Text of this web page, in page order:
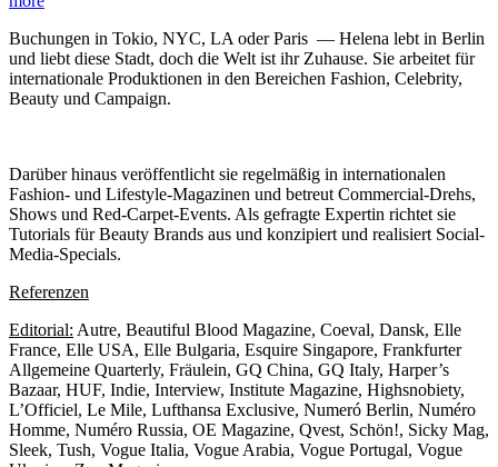
Buchungen in Tokio, NYC, LA oder Paris — Helena lebt in Berlin
und liebt diese Stadt, doch die Welt ist ihr Zuhause. Sie arbeitet für
internationale Produktionen in den Bereichen Fashion, Celebrity,
Beauty und Campaign.
Darüber hinaus veröffentlicht sie regelmäßig in internationalen
Fashion- und Lifestyle-Magazinen und betreut Commercial-Drehs,
Shows und Red-Carpet-Events. Als gefragte Expertin richtet sie
Tutorials für Beauty Brands aus und konzipiert und realisiert Social-
Media-Specials.
Referenzen
Editorial: Autre, Beautiful Blood Magazine, Coeval, Dansk, Elle
France, Elle USA, Elle Bulgaria, Esquire Singapore, Frankfurter
Allgemeine Quarterly, Fräulein, GQ China, GQ Italy, Harper’s
Bazaar, HUF, Indie, Interview, Institute Magazine, Highsnobiety,
L’Officiel, Le Mile, Lufthansa Exclusive, Numeró Berlin, Numéro
Homme, Numéro Russia, OE Magazine, Qvest, Schön!, Sicky Mag,
Sleek, Tush, Vogue Italia, Vogue Arabia, Vogue Portugal, Vogue